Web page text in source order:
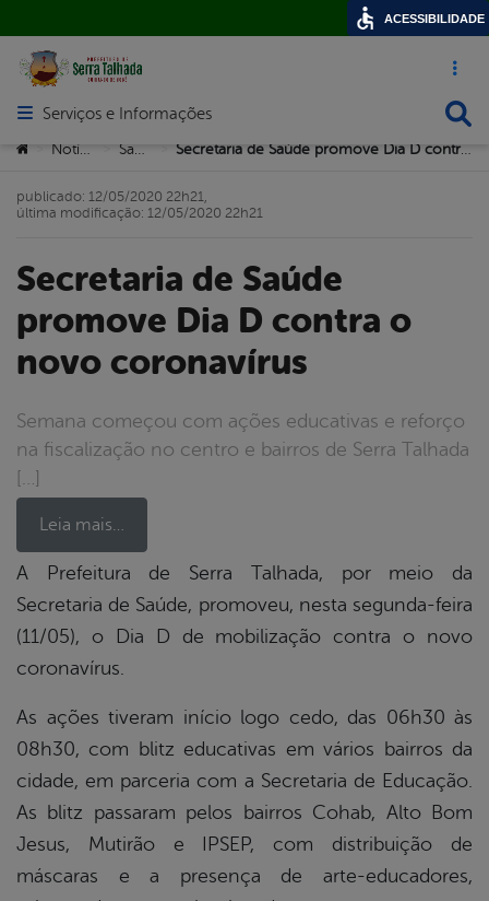
Acesso
Abrir menu principal de navegação
Serviços e Informações
Você está aqui:
> Notícias > >
Secretaria de Saúde
promove Dia D contra o
novo coronavírus
Semana começou com ações educativas e reforço
na fiscalização no centro e bairros de Serra Talhada
[…]
Leia mais…
publicado: 12/05/2020 22h21,
última modificação: 12/05/2020 22h21
A Prefeitura de Serra Talhada, por meio da
Secretaria de Saúde, promoveu, nesta segunda-feira
(11/05), o Dia D de mobilização contra o novo
coronavírus.
As ações tiveram início logo cedo, das 06h30 às
08h30, com blitz educativas em vários bairros da
cidade, em parceria com a Secretaria de Educação.
As blitz passaram pelos bairros Cohab, Alto Bom
Jesus, Mutirão e IPSEP, com distribuição de
máscaras e a presença de arte-educadores,
ACESSIBILIDADE